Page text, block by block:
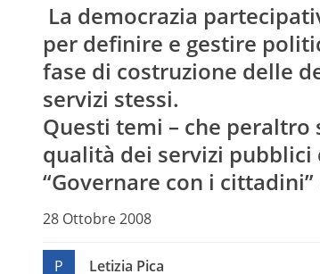
La democrazia
per definire e gestire
fase di costruzione delle
servizi stessi.
Questi temi – che
qualità dei servizi pubblici
“Governare con i
28 Ottobre 2008
P Letizia Pica